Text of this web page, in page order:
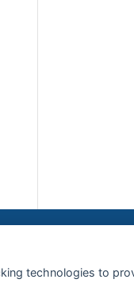
technologies to